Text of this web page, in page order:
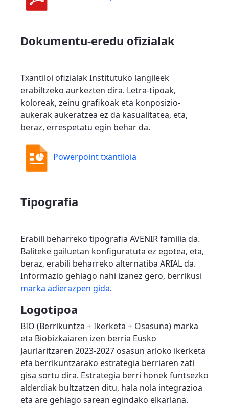
Dokumentu-eredu ofizialak
Txantiloi ofizialak Institutuko langileek
erabiltzeko aurkezten dira. Letra-tipoak,
koloreak, zeinu grafikoak eta konposizio-
aukerak aukeratzea ez da kasualitatea, eta,
beraz, errespetatu egin behar da.
Powerpoint txantiloia
Tipografia
Erabili beharreko tipografia AVENIR familia da.
Baliteke gailuetan konfiguratuta ez egotea, eta,
beraz, erabili beharreko alternatiba ARIAL da.
Informazio gehiago nahi izanez gero, berrikusi
marka adierazpen gida.
Logotipoa
BIO (Berrikuntza + Ikerketa + Osasuna) marka
eta Biobizkaiaren izen berria Eusko
Jaurlaritzaren 2023-2027 osasun arloko ikerketa
eta berrikuntzarako estrategia berriaren zati
gisa sortu dira. Estrategia berri honek funtsezko
alderdiak bultzatzen ditu, hala nola integrazioa
eta are gehiago sarean egindako elkarlana.